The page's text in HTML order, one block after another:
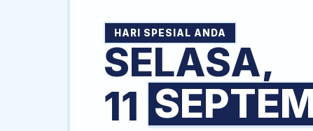
HARI SPESIAL ANDA
SELASA,
11